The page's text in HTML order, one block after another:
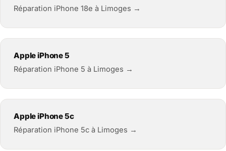
Réparation iPhone 18e à Limoges →
Apple iPhone 5
Réparation iPhone 5 à Limoges →
Apple iPhone 5c
Réparation iPhone 5c à Limoges →